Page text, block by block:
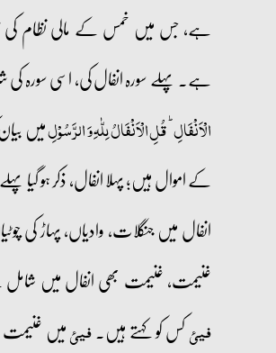
ہے، جس میں خمس کے مالی نظام کی
ہے۔ پہلے سورہ انفال کی، اسی سورہ
الۡاَنۡفَالِ ؕ قُلِ الۡاَنۡفَالُ لِلّٰہِ وَ الرَّسُوۡلِمیں
کے اموال ہیں؛ پہلا انفال، ذکر ہو گیا
انفال میں جنگلات، وادیاں، پہاڑ کی
غنیمت، غنیمت بھی انفال میں
فیئکس کو کہتے ہیں۔فیئمیں